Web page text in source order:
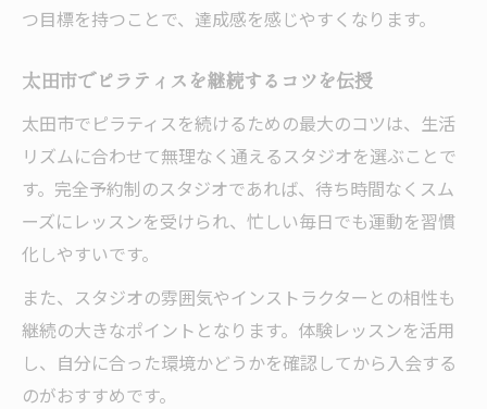
つ目標を持つことで、達成感を感じやすくなります。
太田市でピラティスを継続するコツを伝授
太田市でピラティスを続けるための最大のコツは、生活
リズムに合わせて無理なく通えるスタジオを選ぶことで
す。完全予約制のスタジオであれば、待ち時間なくスム
ーズにレッスンを受けられ、忙しい毎日でも運動を習慣
化しやすいです。
また、スタジオの雰囲気やインストラクターとの相性も
継続の大きなポイントとなります。体験レッスンを活用
し、自分に合った環境かどうかを確認してから入会する
のがおすすめです。